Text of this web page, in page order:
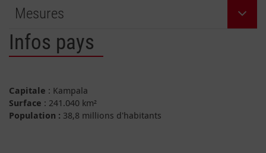
Mesures
Infos pays
Capitale : Kampala
Surface : 241.040 km²
Population : 38,8 millions d'habitants